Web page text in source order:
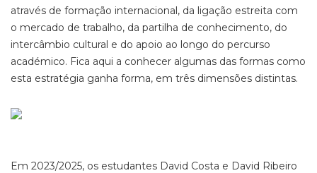
através de formação internacional, da ligação estreita com
o mercado de trabalho, da partilha de conhecimento, do
intercâmbio cultural e do apoio ao longo do percurso
académico. Fica aqui a conhecer algumas das formas como
esta estratégia ganha forma, em três dimensões distintas.
Em 2023/2025, os estudantes David Costa e David Ribeiro